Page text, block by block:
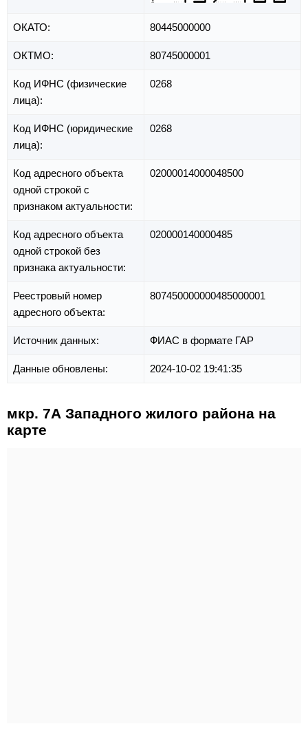
ОКАТО: 80445000000
ОКТМО: 80745000001
Код ИФНС (физические
лица):
0268
Код ИФНС (юридические
лица):
0268
Код адресного объекта
одной строкой с
признаком актуальности:
02000014000048500
Код адресного объекта
одной строкой без
признака актуальности:
020000140000485
Реестровый номер
адресного объекта:
807450000000485000001
Источник данных: ФИАС в формате ГАР
Данные обновлены: 2024-10-02 19:41:35
мкр. 7А Западного жилого района на
карте